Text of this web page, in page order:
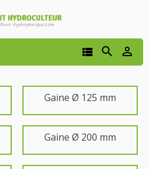



Gaine Ø 125 mm
Gaine Ø 200 mm